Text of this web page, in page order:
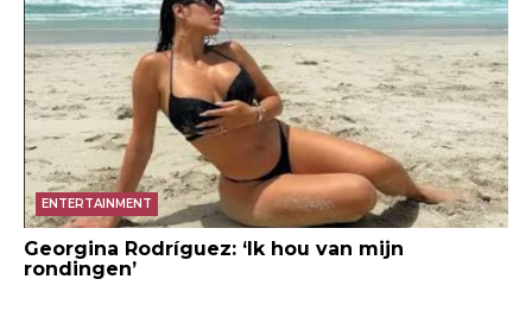
ENTERTAINMENT
Georgina Rodríguez: ‘Ik hou van mijn
rondingen’